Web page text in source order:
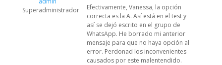
Superadministrador
Efectivamente, Vanessa, la opción
correcta es la A. Así está en el test y
así se dejó escrito en el grupo de
WhatsApp. He borrado mi anterior
mensaje para que no haya opción al
error. Perdonad los inconvenientes
causados por este malentendido.